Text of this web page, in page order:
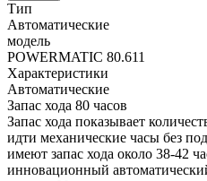
Тип
Автоматические
модель
POWERMATIC 80.611
Характеристики
Автоматические
Запас хода 80 часов
Запас хода показывает
идти механические часы без
имеют запас хода около 38-42
инновационный